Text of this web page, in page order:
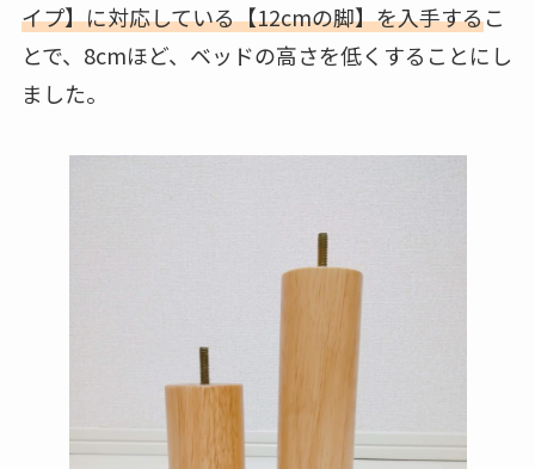
イプ】に対応している【12cmの脚】を入手するこ
とで、8cmほど、ベッドの高さを低くすることにし
ました。